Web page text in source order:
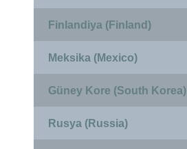
Finlandiya (Finland)
Meksika (Mexico)
Güney Kore (South Korea)
Rusya (Russia)